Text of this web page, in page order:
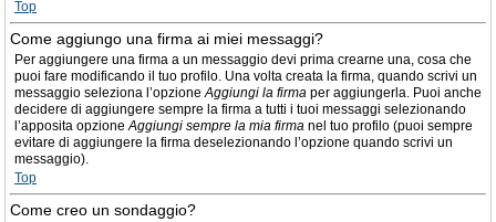
Top
Come aggiungo una firma ai miei messaggi?
Per aggiungere una firma a un messaggio devi prima crearne una, cosa che
puoi fare modificando il tuo profilo. Una volta creata la firma, quando scrivi un
messaggio seleziona l’opzioneAggiungi la firma per aggiungerla. Puoi anche
decidere di aggiungere sempre la firma a tutti i tuoi messaggi selezionando
l’apposita opzioneAggiungi sempre la mia firma nel tuo profilo (puoi sempre
evitare di aggiungere la firma deselezionando l’opzione quando scrivi un
messaggio).
Top
Come creo un sondaggio?